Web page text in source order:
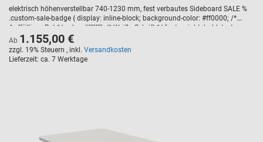
elektrisch höhenverstellbar 740-1230 mm, fest verbautes Sideboard SALE %
.custom-sale-badge { display: inline-block; background-color: #ff0000; /*
Auffälliges Rot */ color: #ffffff; /* Weiße Schrift */ font-weight: bold; text-
transform: uppercase; padding: 5px 10px; border-radius: 3px; font-size: 14px;
margin-bottom: 10px; letter-spacing: 1px; }
Ab 1.155,00 €
zzgl. 19% Steuern , inkl. Versandkosten
Lieferzeit ca. 7 Werktage